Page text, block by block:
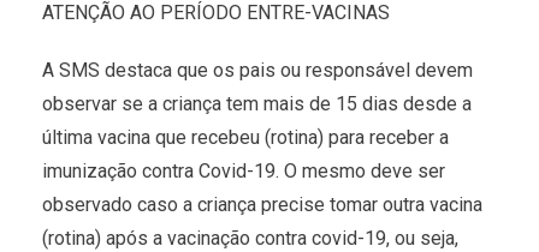
ATENÇÃO AO PERÍODO ENTRE-VACINAS
A SMS destaca que os pais ou responsável devem
observar se a criança tem mais de 15 dias desde a
última vacina que recebeu (rotina) para receber a
imunização contra Covid-19. O mesmo deve ser
observado caso a criança precise tomar outra vacina
(rotina) após a vacinação contra covid-19, ou seja,